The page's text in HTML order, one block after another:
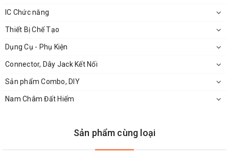
Kích thước Jack cắm: 3.5x1.5mm
Gồm: 10 Jack đực + 10 Jack cái
Màu sắc: đen
Chất liệu: nhựa cứng
IC Chức năng
Thiết Bị Chế Tạo
Dụng Cụ - Phụ Kiện
Connector, Dây Jack Kết Nối
Sản phẩm Combo, DIY
Nam Châm Đất Hiếm
Sản phẩm cùng loại